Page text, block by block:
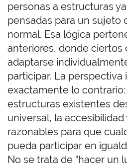
personas a estructuras
pensadas para un sujeto
normal. Esa lógica
anteriores, donde ciertos
adaptarse
participar. La perspectiva
exactamente lo
estructuras existentes
universal, la accesibilidad
razonables para que
pueda participar en
No se trata de “hacer un